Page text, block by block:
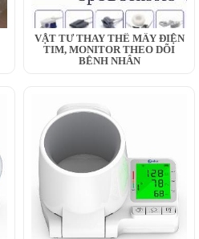
VẬT TƯ THAY THẾ MÂY ĐIỆN
TIM, MONITOR THEO DÕI
BỆNH NHÂN